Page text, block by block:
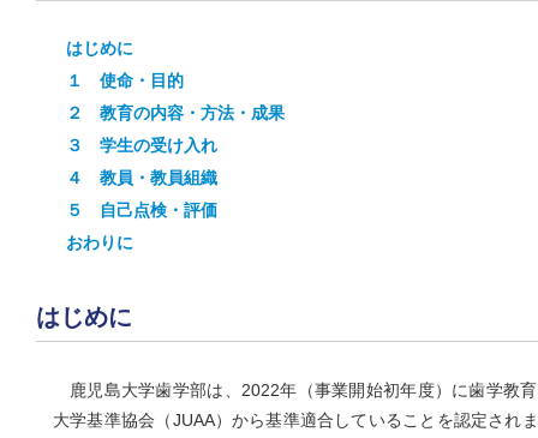
はじめに
１ 使命・目的
２ 教育の内容・方法・成果
３ 学生の受け入れ
４ 教員・教員組織
５ 自己点検・評価
おわりに
はじめに
鹿児島大学歯学部は、2022年（事業開始初年度）に歯学教
大学基準協会（JUAA）から基準適合していることを認定され